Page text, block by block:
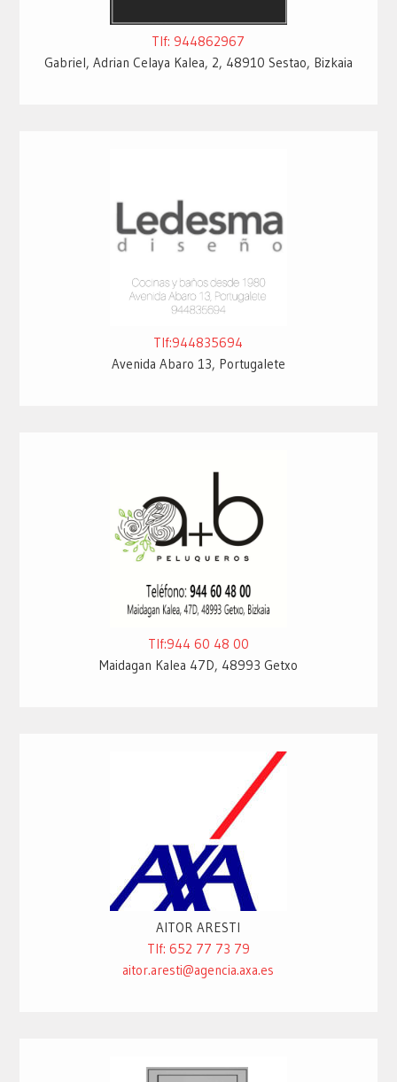
Tlf: 944862967
Gabriel, Adrian Celaya Kalea, 2, 48910 Sestao, Bizkaia
Tlf:944835694
Avenida Abaro 13, Portugalete
Tlf:944 60 48 00
Maidagan Kalea 47D, 48993 Getxo
AITOR ARESTI
Tlf: 652 77 73 79
aitor.aresti@agencia.axa.es